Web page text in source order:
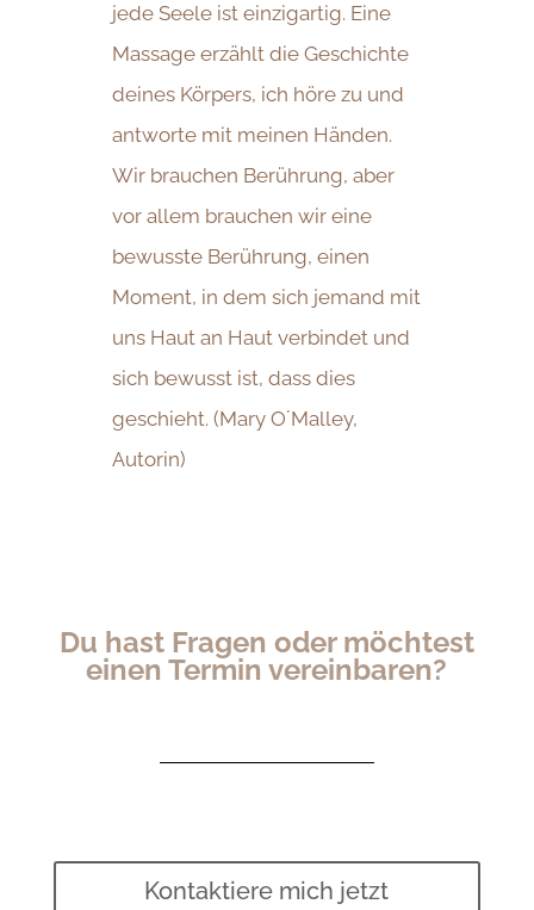
jede Seele ist einzigartig. Eine
Massage erzählt die Geschichte
deines Körpers, ich höre zu und
antworte mit meinen Händen.
Wir brauchen Berührung, aber
vor allem brauchen wir eine
bewusste Berührung, einen
Moment, in dem sich jemand mit
uns Haut an Haut verbindet und
sich bewusst ist, dass dies
geschieht. (Mary O´Malley,
Autorin)
Du hast Fragen oder möchtest
einen Termin vereinbaren?
Kontaktiere mich jetzt